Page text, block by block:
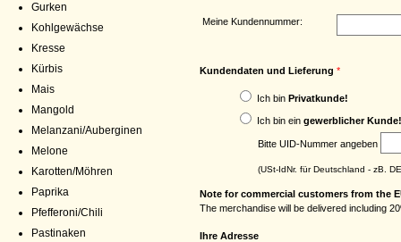
Gurken
Kohlgewächse
Kresse
Kürbis
Mais
Mangold
Melanzani/Auberginen
Melone
Karotten/Möhren
Paprika
Pfefferoni/Chili
Pastinaken
Meine Kundennummer:
Kundendaten und Lieferung *
Ich bin Privatkunde!
Ich bin ein gewerblicher Kunde!
Bitte UID-Nummer angeben
(USt-IdNr. für Deutschland - zB.
Note for commercial customers from the
The merchandise will be delivered including
Ihre Adresse